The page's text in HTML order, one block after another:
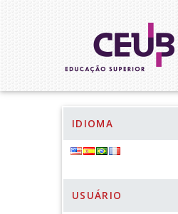
IDIOMA
USUÁRIO